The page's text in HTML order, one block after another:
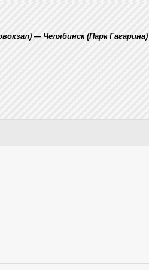
— Челябинск (Парк Гагарина)